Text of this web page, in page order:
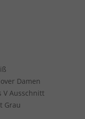
Damen
V Ausschnitt
Grau